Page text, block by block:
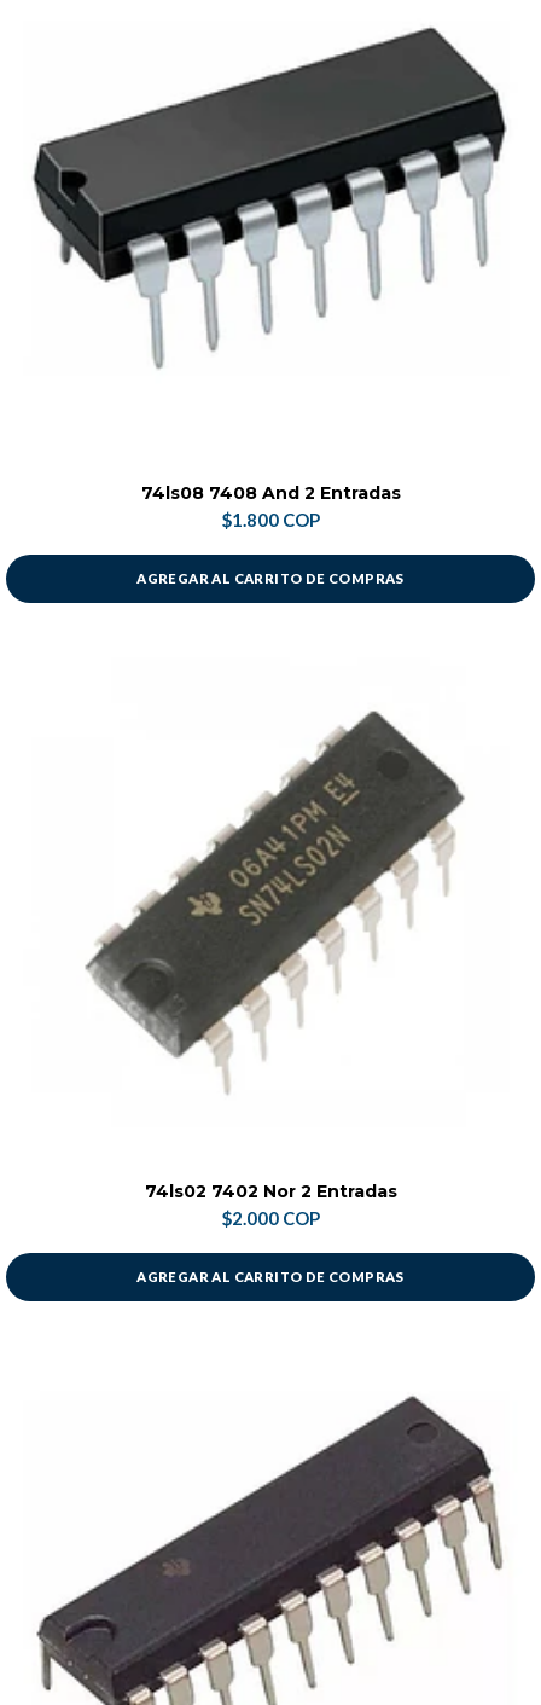
74ls08 7408 And 2 Entradas
$1.800 COP
AGREGAR AL CARRITO DE COMPRAS
74ls02 7402 Nor 2 Entradas
$2.000 COP
AGREGAR AL CARRITO DE COMPRAS